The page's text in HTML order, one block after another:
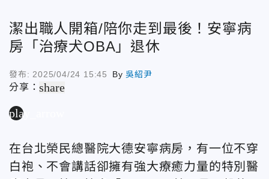
潔出職人開箱/陪你走到最後！安寧病
房「治療犬OBA」退休
發布: 2025/04/24 15:45 By吳紹尹
分享：share
play_arrow
在台北榮民總醫院大德安寧病房，有一位不穿
白袍、不會講話卻擁有強大療癒力量的特別醫